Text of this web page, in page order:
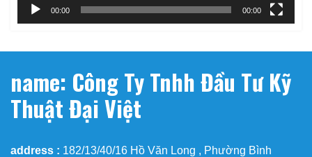
00:00 00:00
name: Công Ty Tnhh Đầu Tư Kỹ
Thuật Đại Việt
address : 182/13/40/16 Hồ Văn Long , Phường Bình